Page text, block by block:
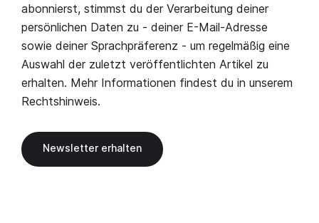
abonnierst, stimmst du der Verarbeitung deiner
persönlichen Daten zu - deiner E-Mail-Adresse
sowie deiner Sprachpräferenz - um regelmäßig eine
Auswahl der zuletzt veröffentlichten Artikel zu
erhalten. Mehr Informationen findest du in unserem
Rechtshinweis.